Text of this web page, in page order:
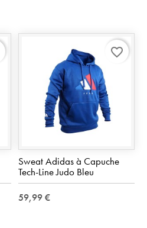
Sweat Adidas à Capuche
Tech-Line Judo Bleu
59,99 €
favorite_border